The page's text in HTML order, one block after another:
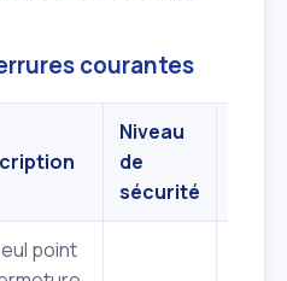
courantes
Niveau
de
sécurité
point